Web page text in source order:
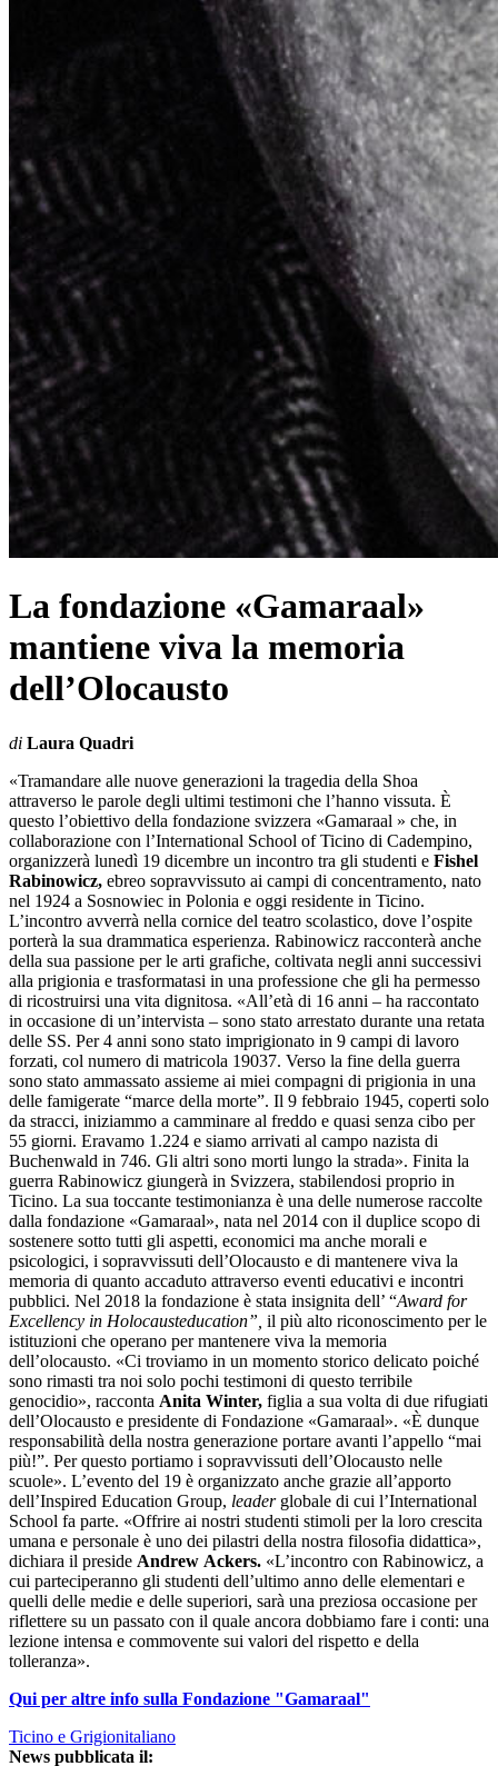
La fondazione «Gamaraal»
mantiene viva la memoria
dell’Olocausto
di Laura Quadri
«Tramandare alle nuove generazioni la tragedia della Shoa
attraverso le parole degli ultimi testimoni che l’hanno vissuta. È
questo l’obiettivo della fondazione svizzera «Gamaraal » che, in
collaborazione con l’International School of Ticino di Cadempino,
organizzerà lunedì 19 dicembre un incontro tra gli studenti e Fishel
Rabinowicz, ebreo sopravvissuto ai campi di concentramento, nato
nel 1924 a Sosnowiec in Polonia e oggi residente in Ticino.
L’incontro avverrà nella cornice del teatro scolastico, dove l’ospite
porterà la sua drammatica esperienza. Rabinowicz racconterà anche
della sua passione per le arti grafiche, coltivata negli anni successivi
alla prigionia e trasformatasi in una professione che gli ha permesso
di ricostruirsi una vita dignitosa. «All’età di 16 anni – ha raccontato
in occasione di un’intervista – sono stato arrestato durante una retata
delle SS. Per 4 anni sono stato imprigionato in 9 campi di lavoro
forzati, col numero di matricola 19037. Verso la fine della guerra
sono stato ammassato assieme ai miei compagni di prigionia in una
delle famigerate “marce della morte”. Il 9 febbraio 1945, coperti solo
da stracci, iniziammo a camminare al freddo e quasi senza cibo per
55 giorni. Eravamo 1.224 e siamo arrivati al campo nazista di
Buchenwald in 746. Gli altri sono morti lungo la strada». Finita la
guerra Rabinowicz giungerà in Svizzera, stabilendosi proprio in
Ticino. La sua toccante testimonianza è una delle numerose raccolte
dalla fondazione «Gamaraal», nata nel 2014 con il duplice scopo di
sostenere sotto tutti gli aspetti, economici ma anche morali e
psicologici, i sopravvissuti dell’Olocausto e di mantenere viva la
memoria di quanto accaduto attraverso eventi educativi e incontri
pubblici. Nel 2018 la fondazione è stata insignita dell’ “Award for
Excellency in Holocausteducation”, il più alto riconoscimento per le
istituzioni che operano per mantenere viva la memoria
dell’olocausto. «Ci troviamo in un momento storico delicato poiché
sono rimasti tra noi solo pochi testimoni di questo terribile
genocidio», racconta Anita Winter, figlia a sua volta di due rifugiati
dell’Olocausto e presidente di Fondazione «Gamaraal». «È dunque
responsabilità della nostra generazione portare avanti l’appello “mai
più!”. Per questo portiamo i sopravvissuti dell’Olocausto nelle
scuole». L’evento del 19 è organizzato anche grazie all’apporto
dell’Inspired Education Group, leaderglobale di cui l’International
School fa parte. «Offrire ai nostri studenti stimoli per la loro crescita
umana e personale è uno dei pilastri della nostra filosofia didattica»,
dichiara il preside Andrew Ackers. «L’incontro con Rabinowicz, a
cui parteciperanno gli studenti dell’ultimo anno delle elementari e
quelli delle medie e delle superiori, sarà una preziosa occasione per
riflettere su un passato con il quale ancora dobbiamo fare i conti: una
lezione intensa e commovente sui valori del rispetto e della
tolleranza».
Qui per altre info sulla Fondazione "Gamaraal"
Ticino e Grigionitaliano
News pubblicata il: